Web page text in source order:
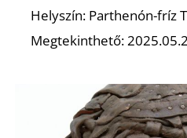
Helyszín: Parthenón-fríz
Megtekinthető: